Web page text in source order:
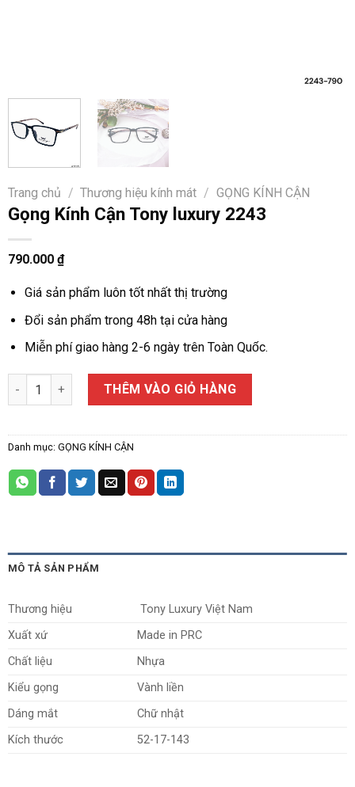
Trang chủ / Thương hiệu kính mát / GỌNG KÍNH CẬN
Gọng Kính Cận Tony luxury 2243
790.000 ₫
Giá sản phẩm luôn tốt nhất thị trường
Đổi sản phẩm trong 48h tại cửa hàng
Miễn phí giao hàng 2-6 ngày trên Toàn Quốc.
Gọng Kính Cận Tony luxury 2243 số lượng
THÊM VÀO GIỎ HÀNG
Danh mục: GỌNG KÍNH CẬN
MÔ TẢ SẢN PHẨM
Thương hiệu
Tony Luxury Việt Nam
Xuất xứ
Made in PRC
Chất liệu
Nhựa
Kiểu gọng
Vành liền
Dáng mắt
Chữ nhật
Kích thước
52-17-143